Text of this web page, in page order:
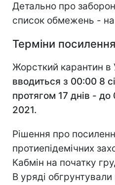
Детально про
список обмежень - на
Терміни
Жорсткий карантин в
вводиться з 00:00 8
протягом 17 днів - до
2021.
Рішення про
протиепідемічних
Кабмін на початку
В уряді обгрунтували